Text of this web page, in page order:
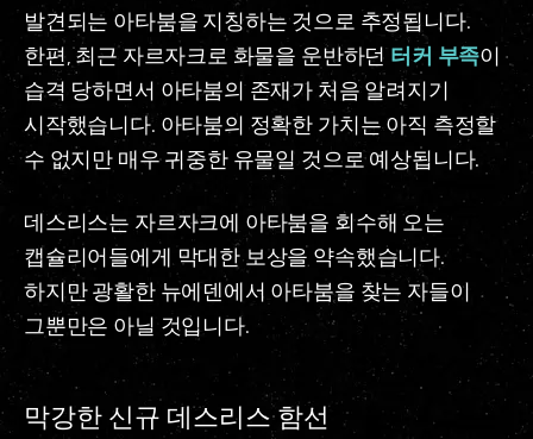
발견되는 아타붐을 지칭하는 것으로 추정됩니다.
한편, 최근 자르자크로 화물을 운반하던터커 부족이
습격 당하면서 아타붐의 존재가 처음 알려지기
시작했습니다. 아타붐의 정확한 가치는 아직 측정할
수 없지만 매우 귀중한 유물일 것으로 예상됩니다.
데스리스는 자르자크에 아타붐을 회수해 오는
캡슐리어들에게 막대한 보상을 약속했습니다.
하지만 광활한 뉴에덴에서 아타붐을 찾는 자들이
그뿐만은 아닐 것입니다.
막강한 신규 데스리스 함선